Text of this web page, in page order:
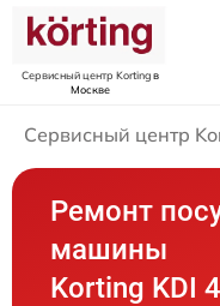
Сервисный центр Kortingв
Москве
Сервисный центр
Ремонт
машины
Korting KDI